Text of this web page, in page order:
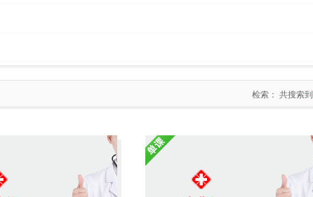
检索： 共搜索到